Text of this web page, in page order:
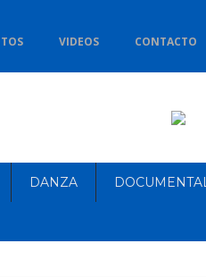
VIDEOS CONTACTO
DANZA